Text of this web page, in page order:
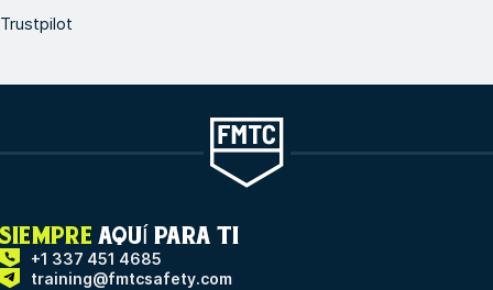
Trustpilot
SIEMPRE AQUÍ PARA TI
+1 337 451 4685
training@fmtcsafety.com